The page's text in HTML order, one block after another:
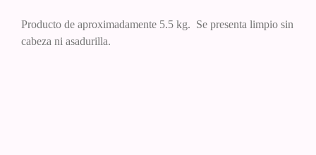
Producto de aproximadamente 5.5 kg. Se presenta limpio sin
cabeza ni asadurilla.